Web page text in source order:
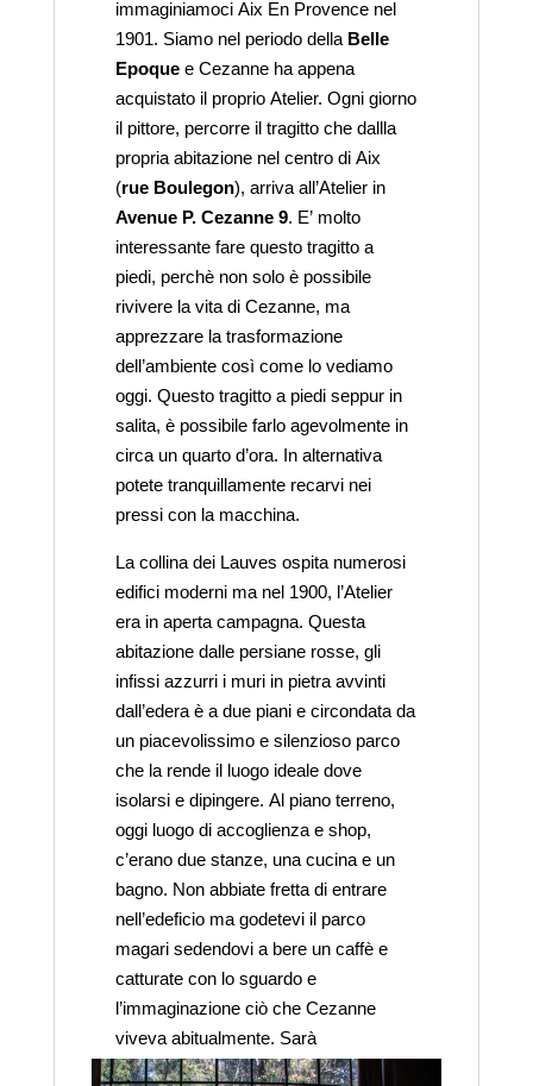
immaginiamoci Aix En Provence nel
1901. Siamo nel periodo della Belle
Epoquee Cezanne ha appena
acquistato il proprio Atelier. Ogni giorno
il pittore, percorre il tragitto che dallla
propria abitazione nel centro di Aix
(rue Boulegon), arriva all’Atelier in
Avenue P. Cezanne 9. E’ molto
interessante fare questo tragitto a
piedi, perchè non solo è possibile
rivivere la vita di Cezanne, ma
apprezzare la trasformazione
dell’ambiente così come lo vediamo
oggi. Questo tragitto a piedi seppur in
salita, è possibile farlo agevolmente in
circa un quarto d’ora. In alternativa
potete tranquillamente recarvi nei
pressi con la macchina.
La collina dei Lauves ospita numerosi
edifici moderni ma nel 1900, l’Atelier
era in aperta campagna. Questa
abitazione dalle persiane rosse, gli
infissi azzurri i muri in pietra avvinti
dall’edera è a due piani e circondata da
un piacevolissimo e silenzioso parco
che la rende il luogo ideale dove
isolarsi e dipingere. Al piano terreno,
oggi luogo di accoglienza e shop,
c’erano due stanze, una cucina e un
bagno. Non abbiate fretta di entrare
nell’edeficio ma godetevi il parco
magari sedendovi a bere un caffè e
catturate con lo sguardo e
l’immaginazione ciò che Cezanne
viveva abitualmente. Sarà
un’emozione senza precedenti.